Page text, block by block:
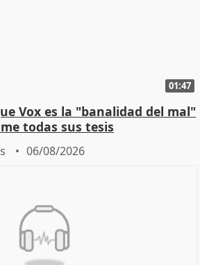
01:47
Vox es la "banalidad del mal"
todas sus tesis
06/08/2026